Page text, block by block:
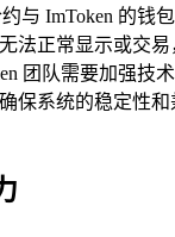
与 ImToken 的钱
法正常显示或交易
团队需要加强技
保系统的稳定性